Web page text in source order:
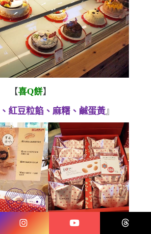
【喜Q餅】
紅豆粒餡、麻糬、鹹蛋黃』